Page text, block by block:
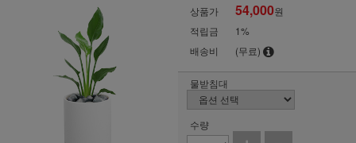
상품가 54,000원
적립금
1%
배송비
(무료)
물받침대
수량